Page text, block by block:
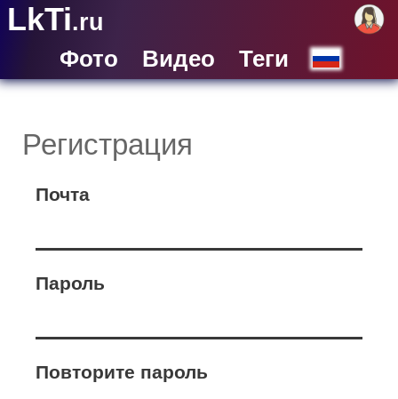
LkTi.ru
Фото
Видео Теги
Регистрация
Почта
Пароль
Повторите пароль